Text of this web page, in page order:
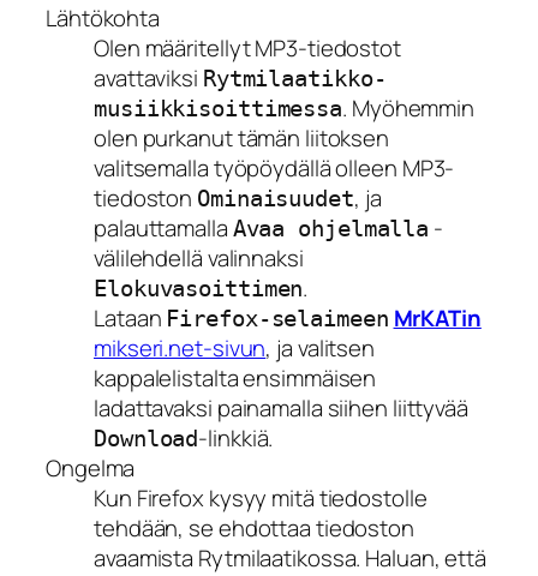
Lähtökohta
Olen määritellyt MP3-tiedostot
avattaviksi Rytmilaatikko-
musiikkisoittimessa. Myöhemmin
olen purkanut tämän liitoksen
valitsemalla työpöydällä olleen MP3-
tiedoston Ominaisuudet, ja
palauttamalla Avaa ohjelmalla -
välilehdellä valinnaksi
Elokuvasoittimen.
Lataan Firefox-selaimeen MrKATin
mikseri.net-sivun, ja valitsen
kappalelistalta ensimmäisen
ladattavaksi painamalla siihen liittyvää
Download-linkkiä.
Ongelma
Kun Firefox kysyy mitä tiedostolle
tehdään, se ehdottaa tiedoston
avaamista Rytmilaatikossa. Haluan, että